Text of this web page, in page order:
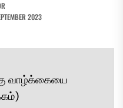
2023
வாழ்க்கையை